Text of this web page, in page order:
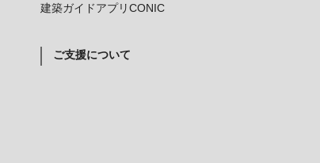
建築ガイドアプリCONIC
ご支援について